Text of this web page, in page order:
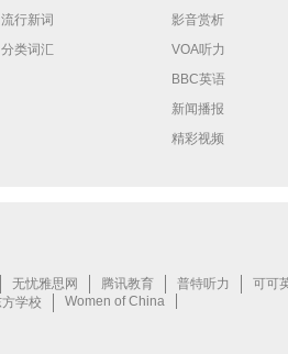
流行新词
分类词汇
影音赏析
VOA听力
BBC英语
新闻播报
精彩视频